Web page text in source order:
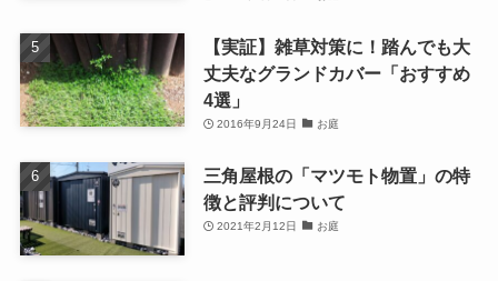
【実証】雑草対策に！踏んでも大
丈夫なグランドカバー「おすすめ
4選」
2016年9月24日 お庭
三角屋根の「マツモト物置」の特
徴と評判について
2021年2月12日 お庭